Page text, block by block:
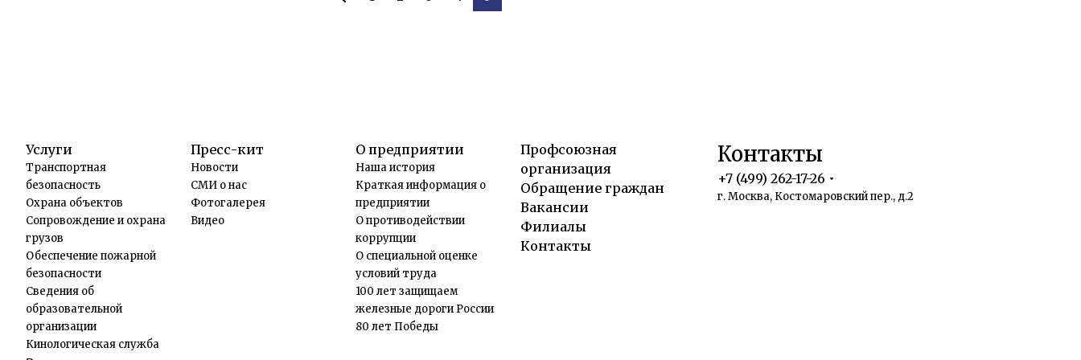
Услуги
Транспортная
безопасность
Охрана объектов
Сопровождение и охрана
грузов
Обеспечение пожарной
безопасности
Сведения об
образовательной
организации
Кинологическая служба
Пресс-кит
Новости
СМИ о нас
Фотогалерея
Видео
О предприятии
Наша история
Краткая информация о
предприятии
О противодействии
коррупции
О специальной оценке
условий труда
100 лет защищаем
железные дороги России
80 лет Победы
Профсоюзная
организация
Обращение граждан
Вакансии
Филиалы
Контакты
Контакты
+7 (499) 262-17-26
г. Москва, Костомаровский пер., д.2